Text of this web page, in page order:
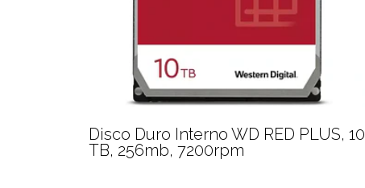
Disco Duro Interno WD RED PLUS, 10
TB, 256mb, 7200rpm